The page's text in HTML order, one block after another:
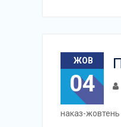
ЖОВ
04
наказ-жовтень